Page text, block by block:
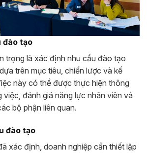
đào tạo
trọng là xác định nhu cầu đào tạo
trên mục tiêu, chiến lược và kế
này có thể được thực hiện thông
việc, đánh giá năng lực nhân viên và
bộ phận liên quan.
đào tạo
xác định, doanh nghiệp cần thiết lập